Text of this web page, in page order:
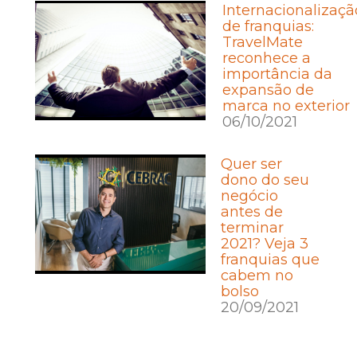
de franquias:
TravelMate
reconhece a
importância da
expansão de
marca no exterior
06/10/2021
Quer ser
dono do seu
negócio
antes de
terminar
2021? Veja 3
franquias que
cabem no
bolso
20/09/2021